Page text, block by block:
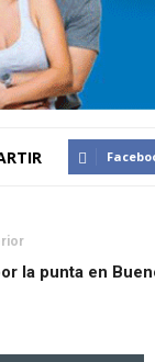
la punta en